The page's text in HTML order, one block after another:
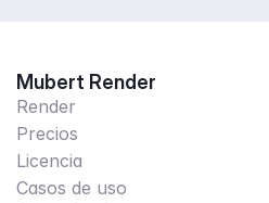
Mubert Render
Render
Precios
Licencia
Casos de uso